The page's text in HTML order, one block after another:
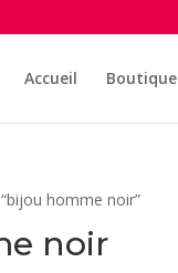
Accueil Boutique
homme noir”
noir